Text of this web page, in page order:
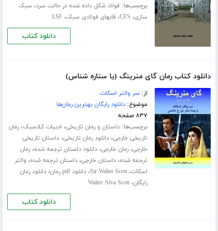
برچسب‌ها: فولاد شکل داده شده در حالت سرد، سبک
سازی، CFS، قابهای فولادی سبک،LSF
دانلود کتاب
دانلود کتاب رمان گای منرینگ (یا ستاره شناس)
از:سر والتر اسکات
موضوع:دانلود رایگان بهترین رمان‌ها
۸۳۷ صفحه
برچسب‌ها:داستان و رمان تاریخی، ادبیات کلاسیک،رمان
تاریخی خارجی،دانلود رمان تاریخی،داستان تاریخی
خارجی،رمان خارجی،دانلود داستان ترجمه شده،رمان
ترجمه شده،داستان خارجی،داستان ترجمه شده، والتر
اسکات،Sir Walter Scott،دانلود pdf رمان ،دانلود رمان
رایگان،Walter Alva Scott
دانلود کتاب